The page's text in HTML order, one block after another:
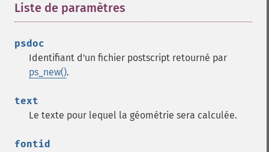
Liste de paramètres
psdoc
Identifiant d'un fichier postscript retourné par
ps_new().
text
Le texte pour lequel la géométrie sera calculée.
fontid